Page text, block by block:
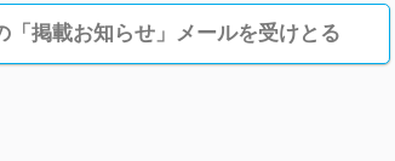
「掲載お知らせ」メールを受けとる